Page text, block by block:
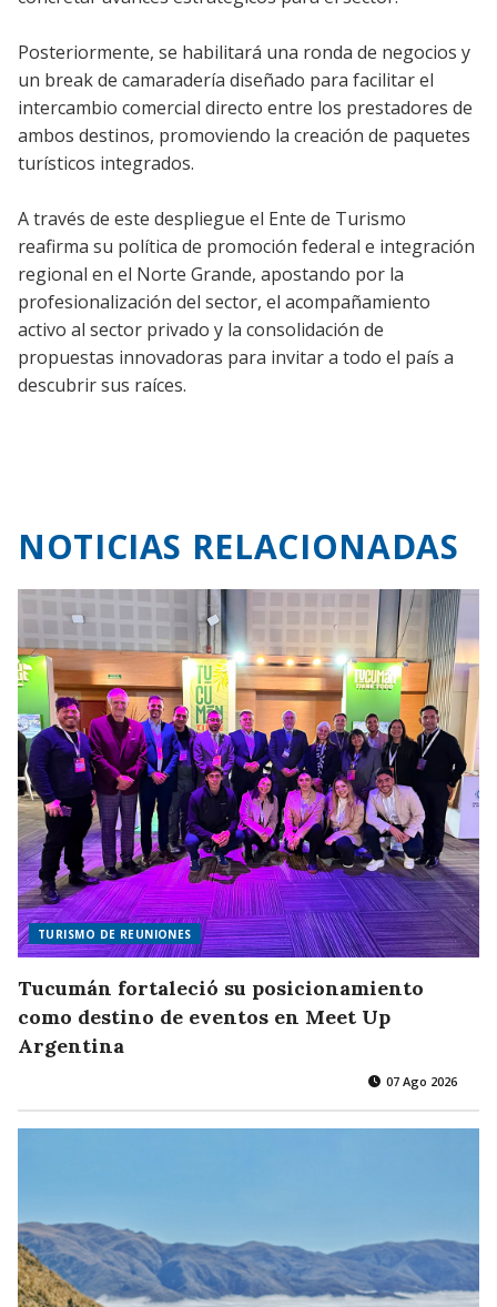
Posteriormente, se habilitará una ronda de negocios y
un break de camaradería diseñado para facilitar el
intercambio comercial directo entre los prestadores de
ambos destinos, promoviendo la creación de paquetes
turísticos integrados.
A través de este despliegue el Ente de Turismo
reafirma su política de promoción federal e integración
regional en el Norte Grande, apostando por la
profesionalización del sector, el acompañamiento
activo al sector privado y la consolidación de
propuestas innovadoras para invitar a todo el país a
descubrir sus raíces.
NOTICIAS RELACIONADAS
TURISMO DE REUNIONES
Tucumán fortaleció su posicionamiento
como destino de eventos en Meet Up
Argentina
07 Ago 2026